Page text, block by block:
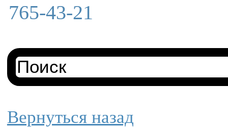
765-43-21
Вернуться назад